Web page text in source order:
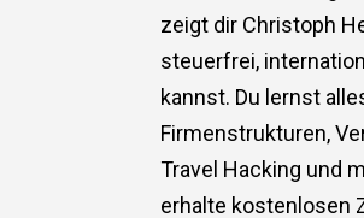
zeigt dir Christoph
steuerfrei,
kannst. Du lernst
Firmenstrukturen,
Travel Hacking und
erhalte kostenlosen